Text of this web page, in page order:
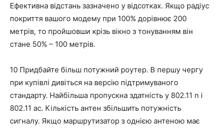
Ефективна відстань зазначено у відсотках. Якщо радіус
покриття вашого модему при 100% дорівнює 200
метрів, то пройшовши крізь вікно з тонуванням він
стане 50% – 100 метрів.
10 Придбайте більш потужний роутер. В першу чергу
при купівлі дивіться на версію підтримуваного
стандарту. Найбільша пропускна здатність у 802.11 n і
802.11 ac. Кількість антен збільшить потужність
сигналу. Якщо маршрутизатор з однією антеною має